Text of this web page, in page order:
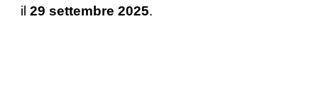
il 29 settembre 2025.